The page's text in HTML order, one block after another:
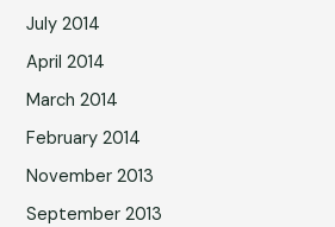
July 2014
April 2014
March 2014
February 2014
November 2013
September 2013